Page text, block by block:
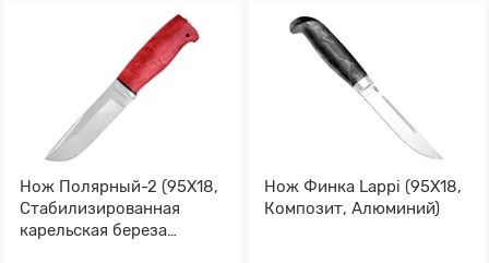
Нож Полярный-2 (95Х18,
Стабилизированная
карельская береза
Нож Финка Lappi (95Х18,
Композит, Алюминий)